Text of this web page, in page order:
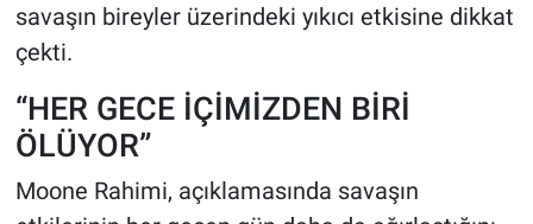
savaşın bireyler üzerindeki yıkıcı etkisine dikkat
çekti.
“HER GECE İÇİMİZDEN BİRİ
ÖLÜYOR”
Moone Rahimi, açıklamasında savaşın